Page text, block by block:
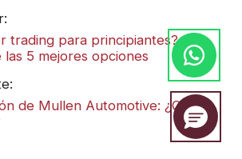
trading para principiantes?
5 mejores opciones
de Mullen Automotive: ¿Qué